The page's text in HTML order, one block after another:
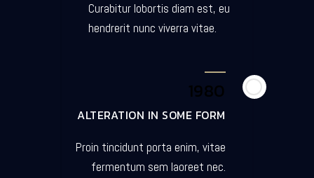
Curabitur lobortis diam est, eu
hendrerit nunc viverra vitae.
1980
ALTERATION IN SOME FORM
Proin tincidunt porta enim, vitae
fermentum sem laoreet nec.